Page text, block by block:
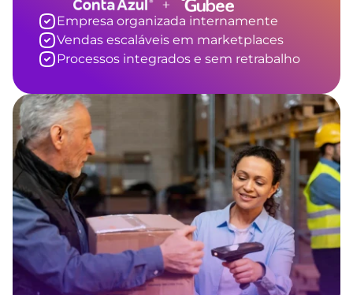
Empresa organizada internamente
Vendas escaláveis em marketplaces
Processos integrados e sem retrabalho